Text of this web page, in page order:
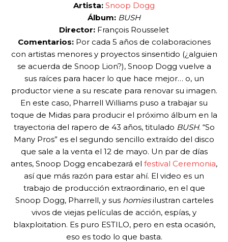
Artista: Snoop Dogg
Álbum: BUSH
Director: François Rousselet
Comentarios:Por cada 5 años de colaboraciones
con artistas menores y proyectos sinsentido (¿alguien
se acuerda de Snoop Lion?), Snoop Dogg vuelve a
sus raíces para hacer lo que hace mejor… o, un
productor viene a su rescate para renovar su imagen.
En este caso, Pharrell Williams puso a trabajar su
toque de Midas para producir el próximo álbum en la
trayectoria del rapero de 43 años, titulado BUSH. “So
Many Pros” es el segundo sencillo extraído del disco
que sale a la venta el 12 de mayo. Un par de días
antes, Snoop Dogg encabezará el festival Ceremonia,
así que más razón para estar ahí. El video es un
trabajo de producción extraordinario, en el que
Snoop Dogg, Pharrell, y sus homiesilustran carteles
vivos de viejas películas de acción, espías, y
blaxploitation. Es puro ESTILO, pero en esta ocasión,
eso es todo lo que basta.